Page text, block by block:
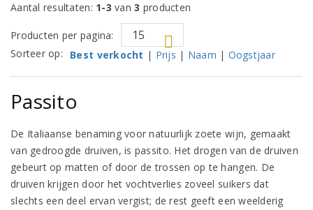
Aantal resultaten: 1-3 van3 producten
Producten per pagina:
Sorteer op:
Best verkocht | Prijs | Naam | Oogstjaar
Passito
De Italiaanse benaming voor natuurlijk zoete wijn, gemaakt
van gedroogde druiven, is passito. Het drogen van de druiven
gebeurt op matten of door de trossen op te hangen. De
druiven krijgen door het vochtverlies zoveel suikers dat
slechts een deel ervan vergist; de rest geeft een weelderig